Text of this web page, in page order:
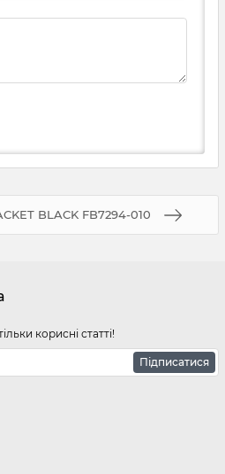
BLACK FB7294-010
корисні статті!
Підписатися